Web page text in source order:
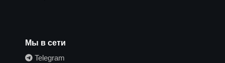
Мы в сети
Telegram